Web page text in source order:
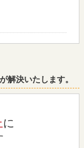
解決いたします。
に